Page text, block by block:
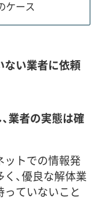
ケース
ない業者に依頼
業者の実態は確
トでの情報発
、優良な解体業
ていないこと